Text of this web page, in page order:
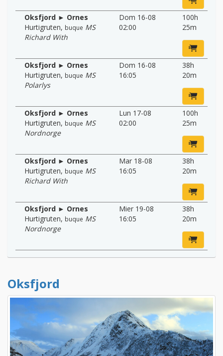
Oksfjord ► Ornes
Hurtigruten, buque MS
Richard With
Dom 16-08
02:00
100h
25m
Oksfjord ► Ornes
Hurtigruten, buque MS
Polarlys
Dom 16-08
16:05
38h
20m
Oksfjord ► Ornes
Hurtigruten, buque MS
Nordnorge
Lun 17-08
02:00
100h
25m
Oksfjord ► Ornes
Hurtigruten, buque MS
Richard With
Mar 18-08
16:05
38h
20m
Oksfjord ► Ornes
Hurtigruten, buque MS
Nordnorge
Mier 19-08
16:05
38h
20m
Oksfjord